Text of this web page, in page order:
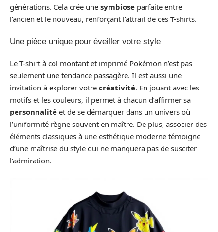
générations. Cela crée une symbiose parfaite entre
l’ancien et le nouveau, renforçant l’attrait de ces T-shirts.
Une pièce unique pour éveiller votre style
Le T-shirt à col montant et imprimé Pokémon n’est pas
seulement une tendance passagère. Il est aussi une
invitation à explorer votre créativité. En jouant avec les
motifs et les couleurs, il permet à chacun d’affirmer sa
personnalité et de se démarquer dans un univers où
l’uniformité règne souvent en maître. De plus, associer des
éléments classiques à une esthétique moderne témoigne
d’une maîtrise du style qui ne manquera pas de susciter
l’admiration.